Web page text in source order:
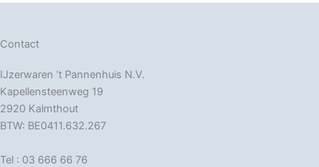
Contact
IJzerwaren ‘t Pannenhuis N.V.
Kapellensteenweg 19
2920 Kalmthout
BTW: BE0411.632.267
Tel : 03 666 66 76